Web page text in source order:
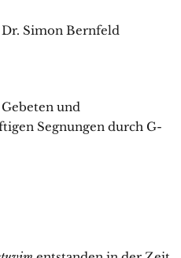
Simon Bernfeld
und
Segnungen durch G-